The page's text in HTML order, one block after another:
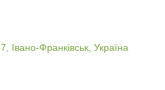
Івано-Франківськ, Україна